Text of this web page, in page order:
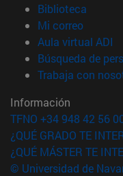
Biblioteca
Mi correo(abre
Aula virtual ADI
Búsqueda de
Trabaja con
Información
TFNO +34 948 42 56
¿QUÉ GRADO TE
¿QUÉ MÁSTER TE
© Universidad de